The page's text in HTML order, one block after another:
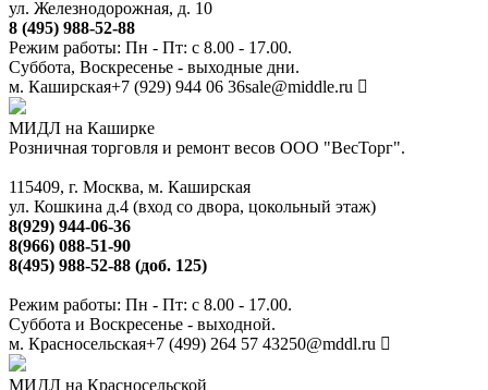
ул. Железнодорожная, д. 10
8 (495) 988-52-88
Режим работы: Пн - Пт: с 8.00 - 17.00.
Суббота, Воскресенье - выходные дни.
м. Каширская+7 (929) 944 06 36sale@middle.ru
МИДЛ на Каширке
Розничная торговля и ремонт весов ООО "ВесТорг".
115409, г. Москва, м. Каширская
ул. Кошкина д.4 (вход со двора, цокольный этаж)
8(929) 944-06-36
8(966) 088-51-90
8(495) 988-52-88 (доб. 125)
Режим работы: Пн - Пт: с 8.00 - 17.00.
Суббота и Воскресенье - выходной.
м. Красносельская+7 (499) 264 57 43250@mddl.ru
МИДЛ на Красносельской